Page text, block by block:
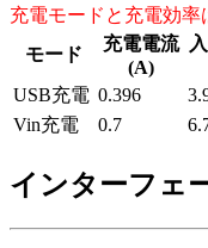
充電モードと充電効
モード
充電電流
(A)
USB充電 0.396
Vin充電
0.7
インターフェ